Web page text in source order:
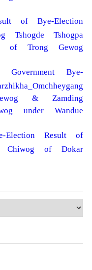
of Bye-Election
Tshogpa
of Trong Gewog
Bye-
& Zamding
under Wandue
Result of
Chiwog of Dokar